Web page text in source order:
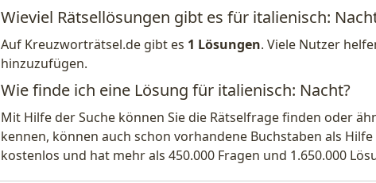
Wieviel Rätsellösungen gibt es für italienisch:
Auf Kreuzworträtsel.de gibt es 1 Lösungen. Viele Nutzer
hinzuzufügen.
Wie finde ich eine Lösung für italienisch: Nacht?
Mit Hilfe der Suche können Sie die Rätselfrage finden oder
kennen, können auch schon vorhandene Buchstaben als
kostenlos und hat mehr als 450.000 Fragen und 1.650.000